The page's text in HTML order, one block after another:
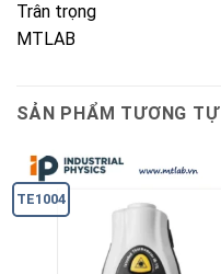
Trân trọng
MTLAB
SẢN PHẨM TƯƠNG TỰ
TE1004